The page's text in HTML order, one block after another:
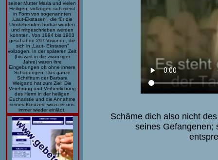
seiner Mutter Maria und vielen
Heiligen, vollzogen sich meist
in Form von sogenannten
„Laut-Ekstasen“, die für die
Umstehenden hörbar wurden
und mitgeschrieben werden
konnten. Von 1894 bis 1903
geschahen 297 Visionen, die
sich in „Laut- Ekstasen“
vollzogen. In der späteren Zeit
(bis weit in die zwanziger
Jahre) waren ihre
Eingebungen oft ohne innere
Schauungen. Das ganze
Schrifttum der Barbara
Weigand hat zum Ziel: Die
Verehrung und Verherrlichung
des Herrn in der heiligen
Eucharistie und die Annahme
seines Kreuzes, wozu er uns
immer wieder einlädt.
Schäme dich also nicht
seines Gefangenen;